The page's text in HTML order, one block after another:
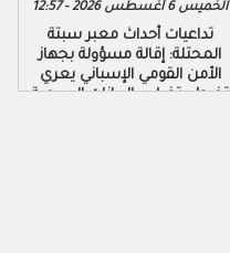
الخميس 6 أغسطس 2026 - 12:57
تداعيات أحداث معبر سبتة
المحتلة: إقالة مسؤولة بجهاز
الأمن القومي الإسباني يعري
تخبط وتضارب البيانات الرسمية